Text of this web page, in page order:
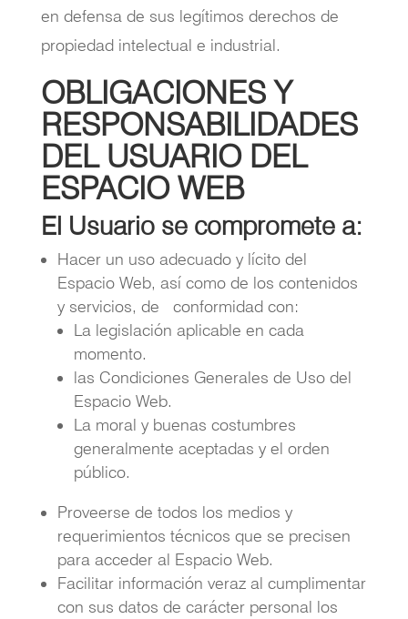
en defensa de sus legítimos derechos de
propiedad intelectual e industrial.
OBLIGACIONES Y
RESPONSABILIDADES
DEL USUARIO DEL
ESPACIO WEB
El Usuario se compromete a:
Hacer un uso adecuado y lícito del
Espacio Web, así como de los contenidos
y servicios, de conformidad con:
La legislación aplicable en cada
momento.
las Condiciones Generales de Uso del
Espacio Web.
La moral y buenas costumbres
generalmente aceptadas y el orden
público.
Proveerse de todos los medios y
requerimientos técnicos que se precisen
para acceder al Espacio Web.
Facilitar información veraz al cumplimentar
con sus datos de carácter personal los